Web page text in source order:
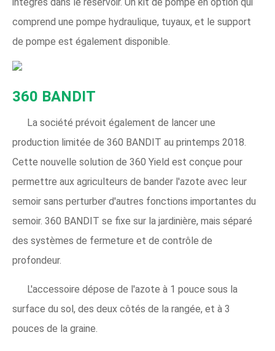
comprend une pompe hydraulique, tuyaux, et le support
de pompe est également disponible.
360 BANDIT
La société prévoit également de lancer une
production limitée de 360 ​​BANDIT au printemps 2018.
Cette nouvelle solution de 360 ​​Yield est conçue pour
permettre aux agriculteurs de bander l'azote avec leur
semoir sans perturber d'autres fonctions importantes du
semoir. 360 BANDIT se fixe sur la jardinière, mais séparé
des systèmes de fermeture et de contrôle de
profondeur.
L'accessoire dépose de l'azote à 1 pouce sous la
surface du sol, des deux côtés de la rangée, et à 3
pouces de la graine.